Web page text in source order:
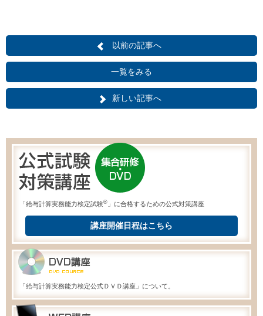
以前の記事へ
一覧をみる
新しい記事へ
「給与計算実務能力検定試験® 」に合格するための公式対策講座
講座開催日程はこちら
「給与計算実務能力検定公式ＤＶＤ講座」について。